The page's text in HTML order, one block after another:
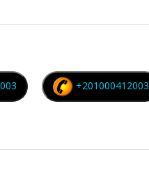
+201000412003